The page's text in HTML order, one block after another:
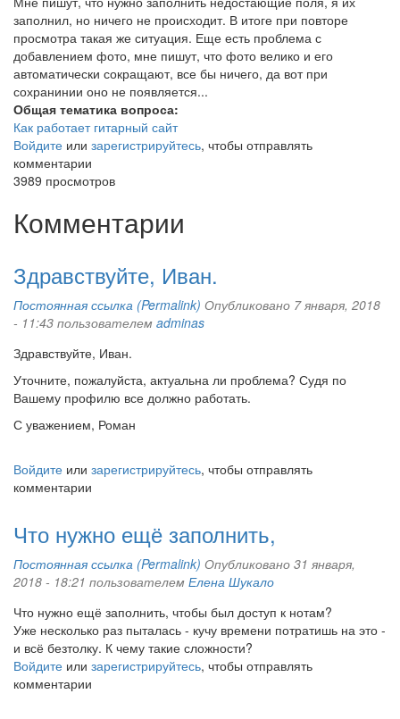
заполнил, но ничего не происходит. В итоге при повторе
просмотра такая же ситуация. Еще есть проблема с
добавлением фото, мне пишут, что фото велико и его
автоматически сокращают, все бы ничего, да вот при
сохранинии оно не появляется...
Общая тематика вопроса:
Как работает гитарный сайт
Войдите или зарегистрируйтесь, чтобы отправлять
комментарии
3989 просмотров
Комментарии
Здравствуйте, Иван.
Постоянная ссылка (Permalink) Опубликовано 7 января, 2018
- 11:43 пользователем adminas
Здравствуйте, Иван.
Уточните, пожалуйста, актуальна ли проблема? Судя по
Вашему профилю все должно работать.
С уважением, Роман
Войдите или зарегистрируйтесь, чтобы отправлять
комментарии
Что нужно ещё заполнить,
Постоянная ссылка (Permalink) Опубликовано 31 января,
2018 - 18:21 пользователем Елена Шукало
Что нужно ещё заполнить, чтобы был доступ к нотам?
Уже несколько раз пыталась - кучу времени потратишь на это -
и всё безтолку. К чему такие сложности?
Войдите или зарегистрируйтесь, чтобы отправлять
комментарии